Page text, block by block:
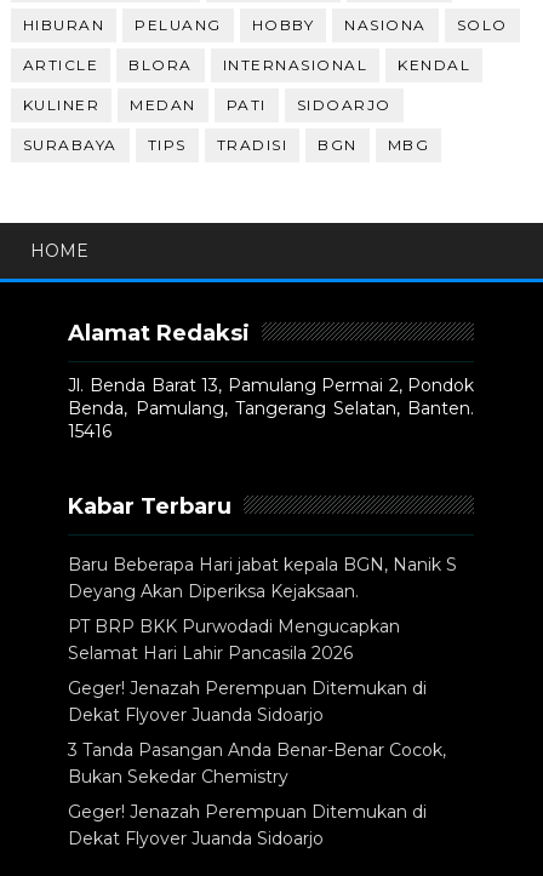
HIBURAN PELUANG HOBBY NASIONA SOLO
ARTICLE BLORA INTERNASIONAL KENDAL
KULINER MEDAN PATI SIDOARJO
SURABAYA TIPS TRADISI BGN MBG
HOME
Alamat Redaksi
Jl. Benda Barat 13, Pamulang Permai 2, Pondok
Benda, Pamulang, Tangerang Selatan, Banten.
15416
Kabar Terbaru
Baru Beberapa Hari jabat kepala BGN, Nanik S
Deyang Akan Diperiksa Kejaksaan.
PT BRP BKK Purwodadi Mengucapkan
Selamat Hari Lahir Pancasila 2026
Geger! Jenazah Perempuan Ditemukan di
Dekat Flyover Juanda Sidoarjo
3 Tanda Pasangan Anda Benar-Benar Cocok,
Bukan Sekedar Chemistry
Geger! Jenazah Perempuan Ditemukan di
Dekat Flyover Juanda Sidoarjo